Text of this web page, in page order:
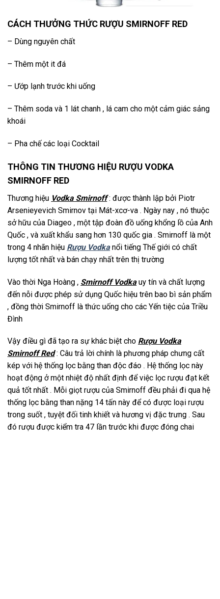
CÁCH THƯỞNG THỨC RƯỢU SMIRNOFF RED
– Dùng nguyên chất
– Thêm một it đá
– Ướp lạnh trước khi uống
– Thêm soda và 1 lát chanh , lá cam cho một cảm giác sảng
khoái
– Pha chế các loại Cocktail
THÔNG TIN THƯƠNG HIỆU RƯỢU VODKA
SMIRNOFF RED
Thương hiệu Vodka Smirnoff: được thành lập bởi Piotr
Arsenieyevich Smirnov tại Mát-xcơ-va . Ngày nay , nó thuộc
sở hữu của Diageo , một tập đoàn đồ uống khổng lồ của Anh
Quốc , và xuất khẩu sang hơn 130 quốc gia . Smirnoff là một
trong 4 nhãn hiệu Rượu Vodkanổi tiếng Thế giới có chất
lượng tốt nhất và bán chạy nhất trên thị trường
Vào thời Nga Hoàng , Smirnoff Vodkauy tín và chất lượng
đến nỗi được phép sử dụng Quốc hiệu trên bao bì sản phẩm
, đồng thời Smirnoff là thức uống cho các Yến tiệc của Triều
Đình
Vậy điều gì đã tạo ra sự khác biệt cho Rượu Vodka
Smirnoff Red: Câu trả lời chính là phương pháp chưng cất
kép với hệ thống lọc bằng than độc đáo . Hệ thống lọc này
hoạt động ở một nhiệt độ nhất định để việc lọc rượu đạt kết
quả tốt nhất . Mỗi giọt rượu của Smirnoff đều phải đi qua hệ
thống lọc bằng than nặng 14 tấn này để có được loại rượu
trong suốt , tuyệt đối tinh khiết và hương vị đặc trưng . Sau
đó rượu được kiểm tra 47 lần trước khi được đóng chai